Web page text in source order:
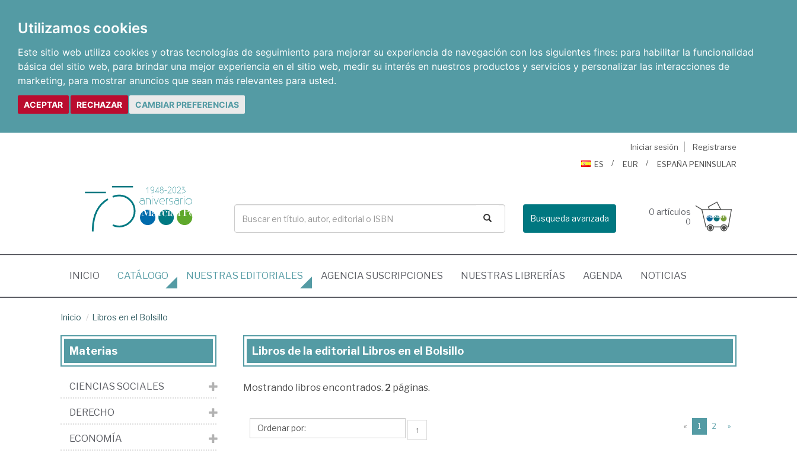
Utilizamos cookies
Este sitio web utiliza cookies y otras tecnologías de seguimiento para mejorar su experiencia de navegación con los siguientes fines: para habilitar la funcionalidad
básica del sitio web, para brindar una mejor experiencia en el sitio web, medir su interés en nuestros productos y servicios y personalizar las interacciones de
marketing, para mostrar anuncios que sean más relevantes para usted.
ACEPTAR RECHAZAR CAMBIAR PREFERENCIAS
Iniciar sesión
Registrarse
ES
EUR ESPAÑA PENINSULAR
Busqueda avanzada
0 artículos
0
INICIO (CURRENT)
CATÁLOGO NUESTRAS EDITORIALES AGENCIA SUSCRIPCIONES NUESTRAS LIBRERÍAS AGENDA NOTICIAS
Inicio Libros en el Bolsillo
Libros
la
Libros
Libros de la editorial Libros en el Bolsillo
Mostrando libros encontrados. 2 páginas.
↑ « 1 (current)
2 »
Materias
CIENCIAS SOCIALES
DERECHO
ECONOMÍA